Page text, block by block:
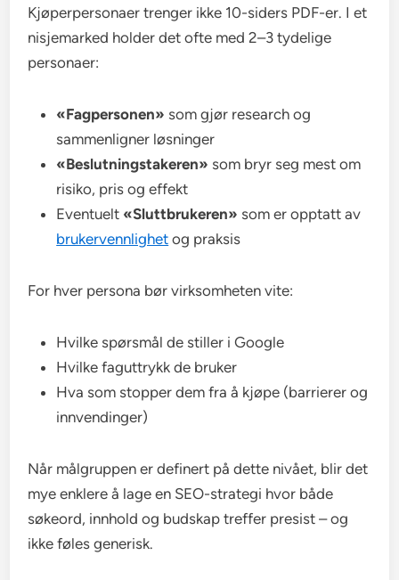
Kjøperpersonaer trenger ikke 10-siders PDF-er. I et
nisjemarked holder det ofte med 2–3 tydelige
personaer:
«Fagpersonen» som gjør research og
sammenligner løsninger
«Beslutningstakeren» som bryr seg mest om
risiko, pris og effekt
Eventuelt «Sluttbrukeren» som er opptatt av
brukervennlighet og praksis
For hver persona bør virksomheten vite:
Hvilke spørsmål de stiller i Google
Hvilke faguttrykk de bruker
Hva som stopper dem fra å kjøpe (barrierer og
innvendinger)
Når målgruppen er definert på dette nivået, blir det
mye enklere å lage en SEO-strategi hvor både
søkeord, innhold og budskap treffer presist – og
ikke føles generisk.